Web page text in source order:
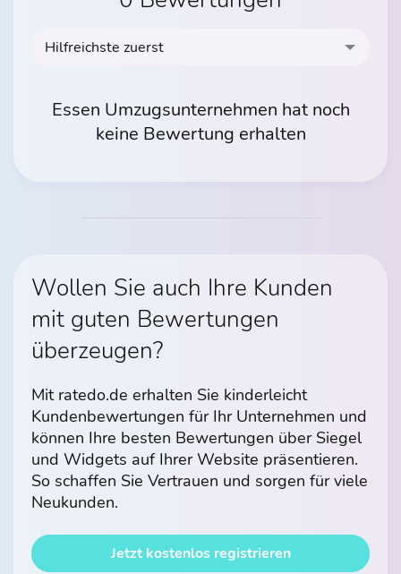
Hilfreichste zuerst
Essen Umzugsunternehmen hat noch
keine Bewertung erhalten
Wollen Sie auch Ihre Kunden
mit guten Bewertungen
überzeugen?
Mit ratedo.de erhalten Sie kinderleicht
Kundenbewertungen für Ihr Unternehmen und
können Ihre besten Bewertungen über Siegel
und Widgets auf Ihrer Website präsentieren.
So schaffen Sie Vertrauen und sorgen für viele
Neukunden.
Jetzt kostenlos registrieren